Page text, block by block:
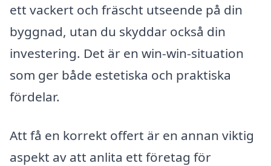
ett vackert och fräscht utseende på din
byggnad, utan du skyddar också din
investering. Det är en win-win-situation
som ger både estetiska och praktiska
fördelar.
Att få en korrekt offert är en annan viktig
aspekt av att anlita ett företag för